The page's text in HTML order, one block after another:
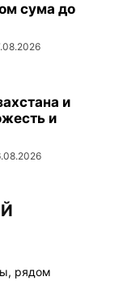
сума до
и
и
рядом